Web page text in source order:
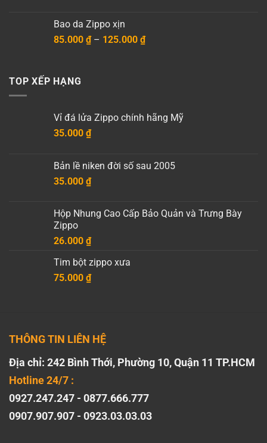
đến
Bao da Zippo xịn
85.000 ₫ – 125.000 ₫Khoảng
TOP XẾP HẠNG
Vỉ đá lửa Zippo chính hãng Mỹ
35.000 ₫
Bản lề niken đời số sau 2005
35.000 ₫
Hộp Nhung Cao Cấp Bảo Quản và Trưng Bày
Zippo
26.000 ₫
Tim bột zippo xưa
75.000 ₫
THÔNG TIN LIÊN HỆ
Địa chỉ: 242 Bình Thới, Phường 10, Quận 11 TP.HCM
Hotline 24/7 :
0927.247.247 - 0877.666.777
0907.907.907 - 0923.03.03.03